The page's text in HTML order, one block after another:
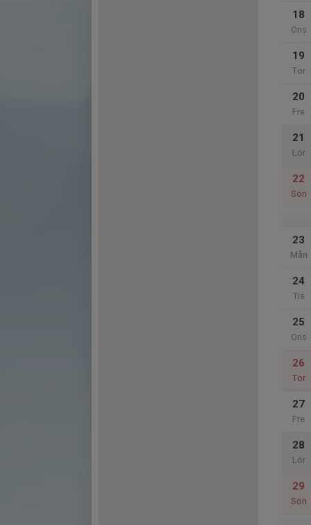
18
Ons
19
Tor
20
Fre
21
Lör
22
Sön
23
Mån
24
Tis
25
Ons
26
Tor
27
Fre
28
Lör
29
Sön